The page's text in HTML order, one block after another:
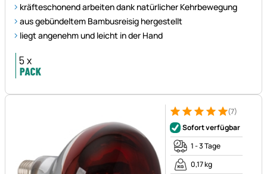
kräfteschonend arbeiten dank natürlicher Kehrbewegung
aus gebündeltem Bambusreisig hergestellt
liegt angenehm und leicht in der Hand
Bewertung: 5 von 5 (7
7 Bewertungen
(7)
Sofort verfügbar
1 - 3 Tage
0,17 kg